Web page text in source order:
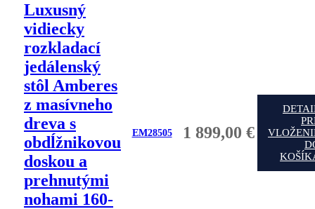
Luxusný
vidiecky
rozkladací
jedálenský
stôl Amberes
z masívneho
dreva s
obdĺžnikovou
doskou a
prehnutými
nohami 160-
EM28505 1 899,00 €